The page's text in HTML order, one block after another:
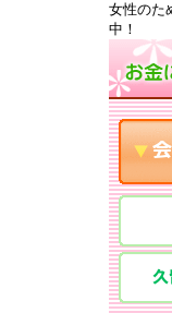
女性のた
中！